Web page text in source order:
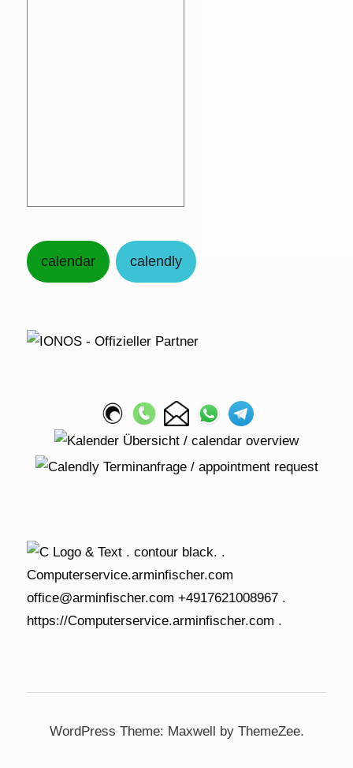
calendar calendly
WordPress Theme: Maxwell by ThemeZee.